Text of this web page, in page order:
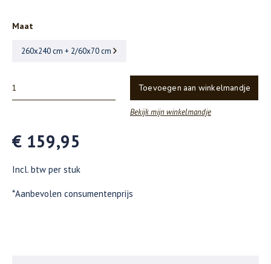
Maat
260x240 cm + 2/60x70 cm
Toevoegen aan winkelmandje
Bekijk mijn winkelmandje
€ 159,95
Incl. btw per stuk
*Aanbevolen consumentenprijs